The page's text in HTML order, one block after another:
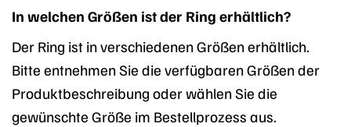
In welchen Größen ist der Ring erhältlich?
Der Ring ist in verschiedenen Größen erhältlich.
Bitte entnehmen Sie die verfügbaren Größen der
Produktbeschreibung oder wählen Sie die
gewünschte Größe im Bestellprozess aus.